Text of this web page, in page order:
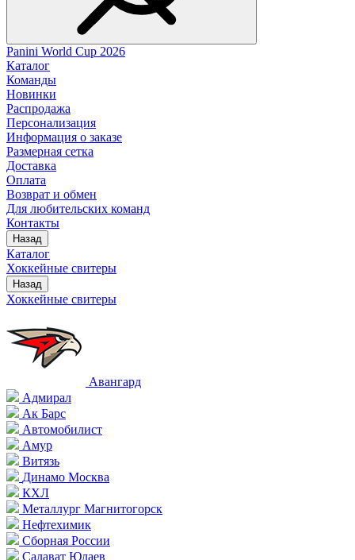
Panini World Cup 2026
Каталог
Команды
Новинки
Распродажа
Персонализация
Информация о заказе
Размерная сетка
Доставка
Оплата
Возврат и обмен
Для любительских команд
Контакты
Назад
Каталог
Хоккейные свитеры
Назад
Хоккейные свитеры
Авангард
Адмирал
Ак Барс
Автомобилист
Амур
Витязь
Динамо Москва
КХЛ
Металлург Магнитогорск
Нефтехимик
Сборная России
Салават Юлаев